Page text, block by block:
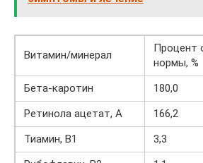
Витамин/минерал
Процент
нормы, %
Бета-каротин
180,0
Ретинола ацетат, А
166,2
Тиамин, В1
3,3